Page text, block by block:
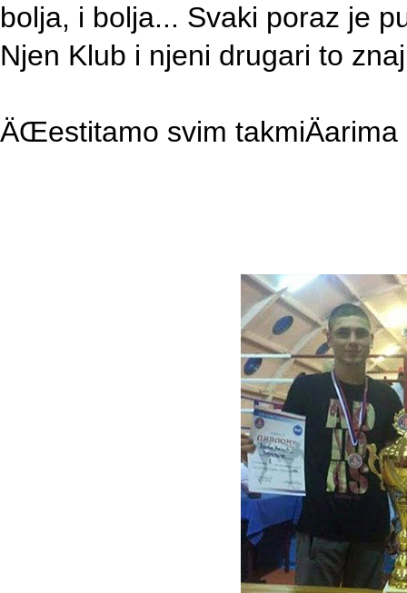
bolja, i bolja... Svaki poraz je
Njen Klub i njeni drugari to
ÄŒestitamo svim